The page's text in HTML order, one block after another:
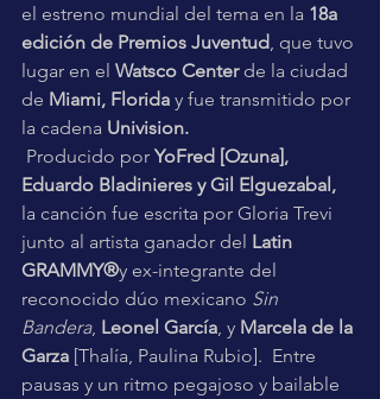
el estreno mundial del tema en la 18a
edición de Premios Juventud , que tuvo
lugar en el Watsco Center de la ciudad
de Miami, Florida y fue transmitido por
la cadena Univision.
Producido por YoFred [Ozuna],
Eduardo Bladinieres y Gil Elguezabal,
la canción fue escrita por Gloria Trevi
junto al artista ganador del Latin
GRAMMY®y ex-integrante del
reconocido dúo mexicano Sin
Bandera, Leonel García , y Marcela de la
Garza [Thalía, Paulina Rubio].  Entre
pausas y un ritmo pegajoso y bailable